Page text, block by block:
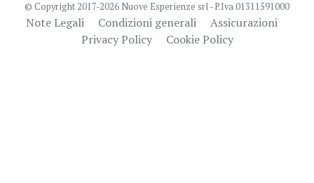
© Copyright 2017-2026 Nuove Esperienze srl - P.Iva 01311591000
Note Legali Condizioni generali
Assicurazioni
Privacy Policy
Cookie Policy